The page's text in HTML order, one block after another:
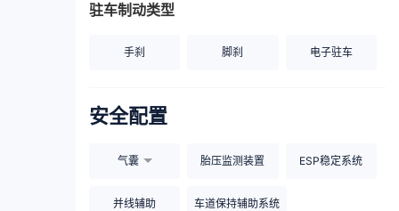
驻车制动类型
手刹 脚刹 电子驻车
安全配置
气囊 胎压监测装置 ESP稳定系统
并线辅助 车道保持辅助系统